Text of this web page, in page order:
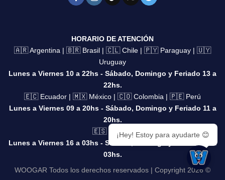
HORARIO DE ATENCIÓN
🇦🇷 Argentina | 🇧🇷 Brasil | 🇨🇱 Chile | 🇵🇾 Paraguay | 🇺🇾
Uruguay
Lunes a Viernes 10 a 22hs - Sábado, Domingo y Feriado 13 a
22hs.
🇪🇨 Ecuador | 🇲🇽 México | 🇨🇴 Colombia | 🇵🇪 Perú
Lunes a Viernes 09 a 20hs - Sábado, Domingo y Feriado 11 a
20hs.
🇪🇸 España
Lunes a Viernes 16 a 03hs - Sábado, Domingo y Feriado 18 a
03hs.
WOOGAR Todos los derechos reservados | Copyright 2026 ©
¡Hey! Estoy para ayudarte 😊